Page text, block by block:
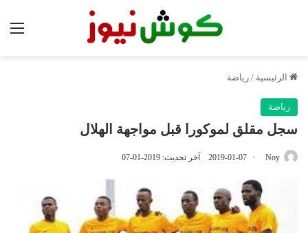
الرئيسية / رياضة
رياضة
سجل مقلق لموكورا قبل مواجهة الهلال
Noy
2019-01-07 آخر تحديث: 2019-01-07